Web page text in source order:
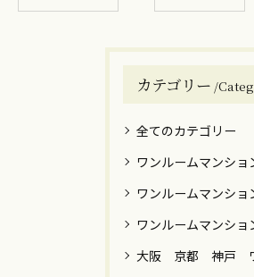
カテゴリー
全てのカテゴリー
ワンルームマンション 大阪 京
ワンルームマンション
ワンルームマンション 投資用 管
大阪 京都 神戸 ワンルー